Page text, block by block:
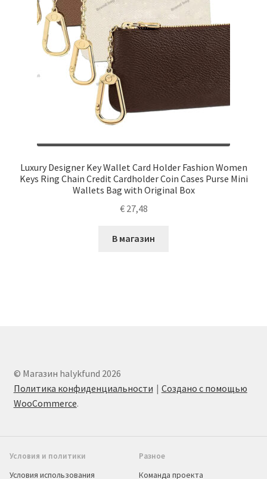
Luxury Designer Key Wallet Card Holder Fashion Women
Keys Ring Chain Credit Cardholder Coin Cases Purse Mini
Wallets Bag with Original Box
€27,48
В магазин
© Магазин halykfund 2026
Политика конфиденциальности
Создано с помощью
WooCommerce.
Условия и политики
Условия использования
Разное
Команда проекта